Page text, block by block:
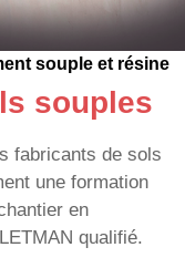
souple et résine
souples
fabricants de sols
une formation
en
qualifié.